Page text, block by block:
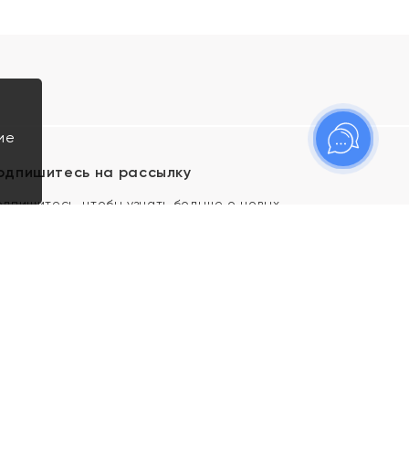
на рассылку
чтобы узнать больше о новых